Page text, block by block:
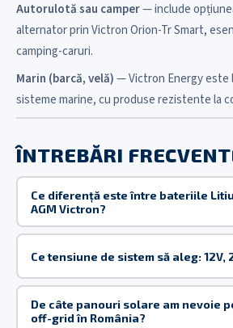
Autorulotă sau camper— include
alternator prin Victron Orion-Tr Smart,
camping-caruri.
Marin (barcă, velă)— Victron Energy este
sisteme marine, cu produse rezistente la
ÎNTREBĂRI
Ce diferență este între bateriile Litiu
AGM Victron?
Ce tensiune de sistem să aleg: 12V,
De câte panouri solare am nevoie
off-grid în România?